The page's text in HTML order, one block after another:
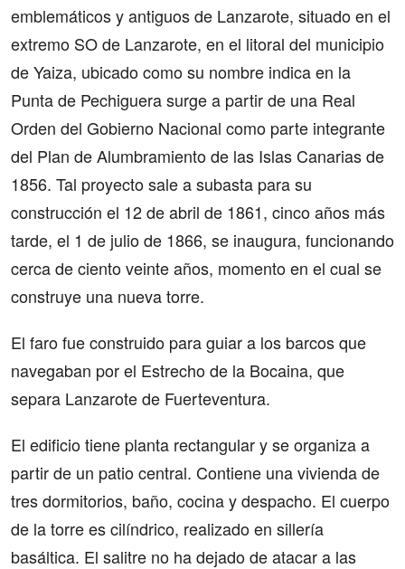
emblemáticos y antiguos de Lanzarote, situado en el
extremo SO de Lanzarote, en el litoral del municipio
de Yaiza, ubicado como su nombre indica en la
Punta de Pechiguera surge a partir de una Real
Orden del Gobierno Nacional como parte integrante
del Plan de Alumbramiento de las Islas Canarias de
1856. Tal proyecto sale a subasta para su
construcción el 12 de abril de 1861, cinco años más
tarde, el 1 de julio de 1866, se inaugura, funcionando
cerca de ciento veinte años, momento en el cual se
construye una nueva torre.
El faro fue construido para guiar a los barcos que
navegaban por el Estrecho de la Bocaina, que
separa Lanzarote de Fuerteventura.
El edificio tiene planta rectangular y se organiza a
partir de un patio central. Contiene una vivienda de
tres dormitorios, baño, cocina y despacho. El cuerpo
de la torre es cilíndrico, realizado en sillería
basáltica. El salitre no ha dejado de atacar a las